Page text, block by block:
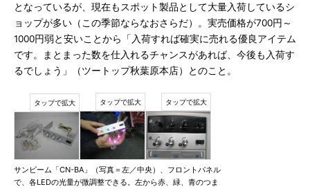
となっているが、現在もスポット製品として大量入荷しているシ
ョップが多い（この季節ならなおさらだ）。実売価格が700円～
1000円弱と安いことから「入荷すれば確実に売れる優良アイテム
です。まとまった数を仕入れるチャンスがあれば、今後も入荷す
るでしょう」（ツートップ秋葉原本店）とのこと。
サンビーム「CN-BA」（写真＝左／中央）、フロントパネル
で、各LEDの光量が微調整できる。左から赤、緑、青のつま